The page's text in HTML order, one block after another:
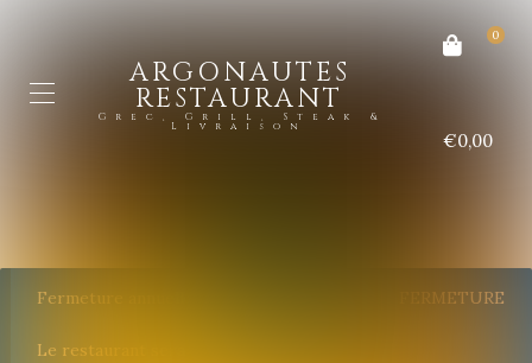
ARGONAUTES
RESTAURANT
Grec, Grill, Steak &
Livraison
0
€0,00
FERMETURE
Fermeture annuelle
Le restaurant sera fermé pour congés